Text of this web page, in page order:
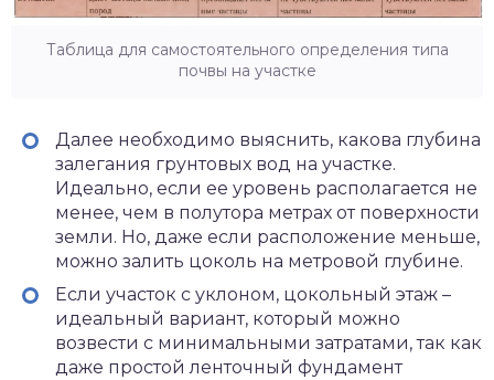
Таблица для самостоятельного определения типа
почвы на участке
Далее необходимо выяснить, какова глубина
залегания грунтовых вод на участке.
Идеально, если ее уровень располагается не
менее, чем в полутора метрах от поверхности
земли. Но, даже если расположение меньше,
можно залить цоколь на метровой глубине.
Если участок с уклоном, цокольный этаж –
идеальный вариант, который можно
возвести с минимальными затратами, так как
даже простой ленточный фундамент